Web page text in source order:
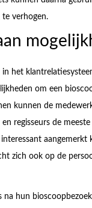
te verhogen.
in het
om een
kunnen de
regisseurs de
aangemerkt
zich ook op de
na hun